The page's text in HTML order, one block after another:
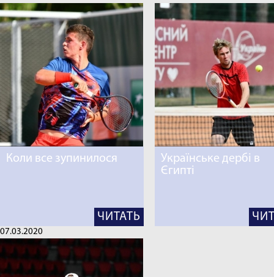
Коли все зупинилося
ЧИТАТЬ
Українське дербі в
Єгипті
07.03.2020